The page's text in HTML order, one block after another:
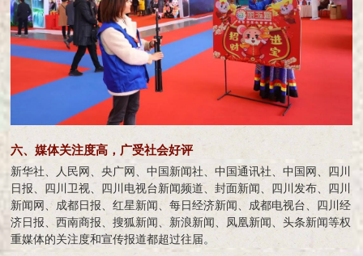
六、媒体关注度高，广受社会好评
新华社、人民网、央广网、中国新闻社、中国通讯社、中国网、四川
日报、四川卫视、四川电视台新闻频道、封面新闻、四川发布、四川
新闻网、成都日报、红星新闻、每日经济新闻、成都电视台、四川经
济日报、西南商报、搜狐新闻、新浪新闻、凤凰新闻、头条新闻等权
重媒体的关注度和宣传报道都超过往届。